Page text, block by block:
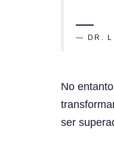
— DR.
No
ser